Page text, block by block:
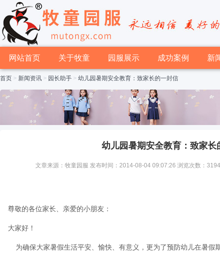
网站首页 关于牧童 园服展示 成功案例 新
首页 > 新闻资讯 > 园长助手 > 幼儿园暑期安全教育：致家长的一封信
幼儿园暑期安全教育：致家长
文章来源：牧童园服 发布时间：2014-08-04 09:07:26 浏览次数：3194
尊敬的各位家长、亲爱的小朋友：
大家好！
为确保大家暑假生活平安、愉快、有意义，更为了预防幼儿在暑假